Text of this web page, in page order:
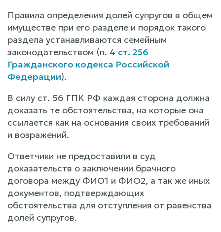
Правила определения долей супругов в общем
имуществе при его разделе и порядок такого
раздела устанавливаются семейным
законодательством (п. 4 ст. 256
Гражданского кодекса Российской
Федерации).
В силу ст. 56 ГПК РФ каждая сторона должна
доказать те обстоятельства, на которые она
ссылается как на основания своих требований
и возражений.
Ответчики не предоставили в суд
доказательств о заключении брачного
договора между ФИО1 и ФИО2, а так же иных
документов, подтверждающих
обстоятельства для отступления от равенства
долей супругов.